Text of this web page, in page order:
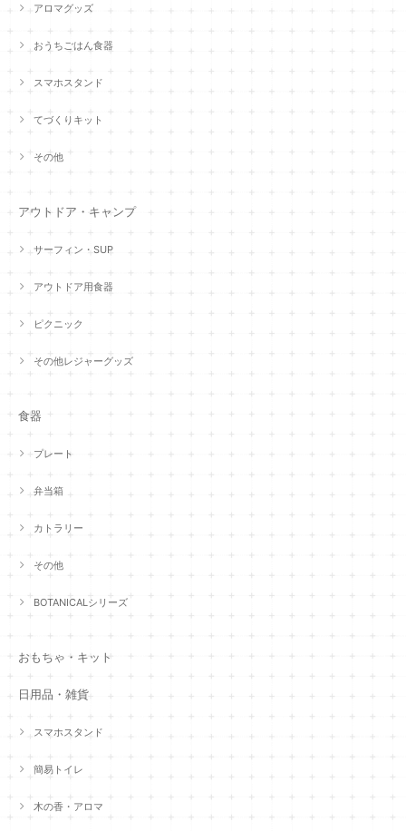
アロマグッズ
おうちごはん食器
スマホスタンド
てづくりキット
その他
アウトドア・キャンプ
サーフィン・SUP
アウトドア用食器
ピクニック
その他レジャーグッズ
食器
プレート
弁当箱
カトラリー
その他
BOTANICALシリーズ
おもちゃ・キット
日用品・雑貨
スマホスタンド
簡易トイレ
木の香・アロマ